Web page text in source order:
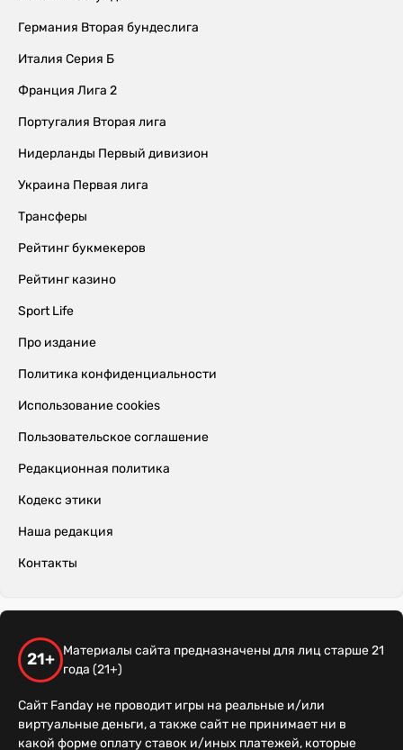
Германия Вторая бундеслига
Италия Серия Б
Франция Лига 2
Португалия Вторая лига
Нидерланды Первый дивизион
Украина Первая лига
Трансферы
Рейтинг букмекеров
Рейтинг казино
Sport Life
Про издание
Политика конфиденциальности
Использование cookies
Пользовательское соглашение
Редакционная политика
Кодекс этики
Наша редакция
Контакты
21+
Материалы сайта предназначены для лиц старше 21
года (21+)
Сайт Fanday не проводит игры на реальные и/или
виртуальные деньги, а также сайт не принимает ни в
какой форме оплату ставок и/иных платежей, которые